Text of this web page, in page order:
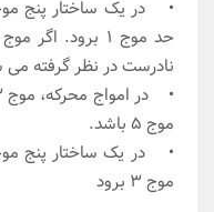
نادرست در نظر گرفته
موج 5 باشد.
موج 3 برود